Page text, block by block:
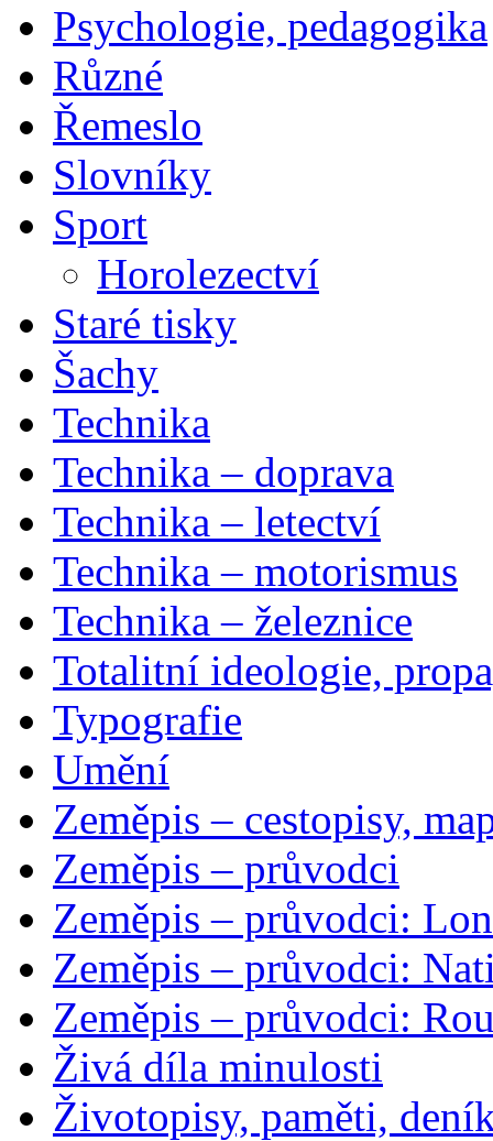
Psychologie, pedagogika
Různé
Řemeslo
Slovníky
Sport
Horolezectví
Staré tisky
Šachy
Technika
Technika – doprava
Technika – letectví
Technika – motorismus
Technika – železnice
Totalitní ideologie,
Typografie
Umění
Zeměpis – cestopisy,
Zeměpis – průvodci
Zeměpis – průvodci:
Zeměpis – průvodci:
Zeměpis – průvodci:
Živá díla minulosti
Životopisy, paměti,